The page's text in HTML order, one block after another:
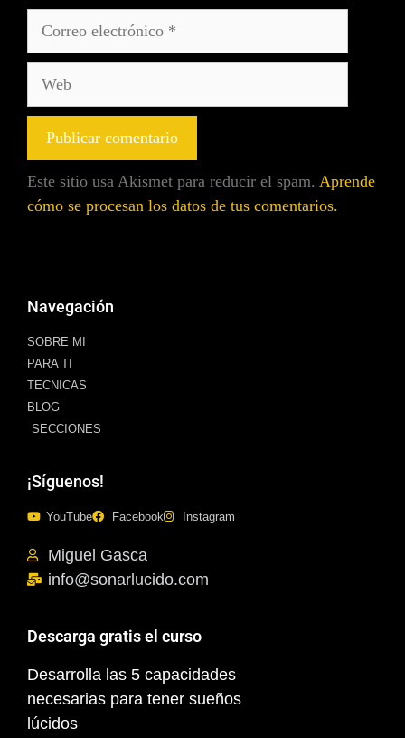
Este sitio usa Akismet para reducir el spam. Aprende
cómo se procesan los datos de tus comentarios.
Navegación
SOBRE MI
PARA TI
TECNICAS
BLOG
SECCIONES
¡Síguenos!
YouTube Facebook Instagram
Miguel Gasca
info@sonarlucido.com
Descarga gratis el curso
Desarrolla las 5 capacidades
necesarias para tener sueños
lúcidos